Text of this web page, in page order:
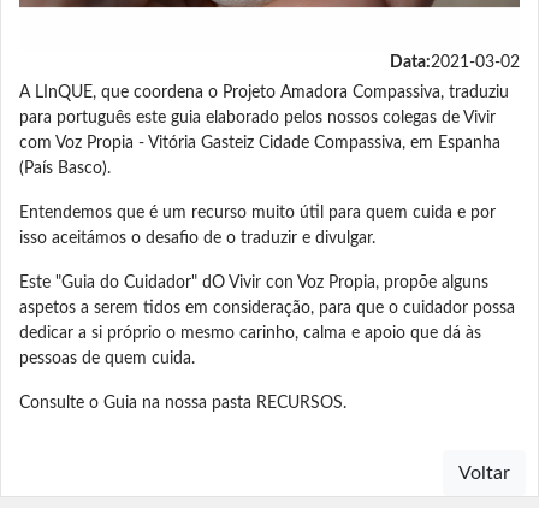
Data:2021-03-02
A LInQUE, que coordena o Projeto Amadora Compassiva, traduziu
para português este guia elaborado pelos nossos colegas de Vivir
com Voz Propia - Vitória Gasteiz Cidade Compassiva, em Espanha
(País Basco).
Entendemos que é um recurso muito útil para quem cuida e por
isso aceitámos o desafio de o traduzir e divulgar.
Este "Guia do Cuidador" dO Vivir con Voz Propia, propõe alguns
aspetos a serem tidos em consideração, para que o cuidador possa
dedicar a si próprio o mesmo carinho, calma e apoio que dá às
pessoas de quem cuida.
Consulte o Guia na nossa pasta RECURSOS.
Voltar